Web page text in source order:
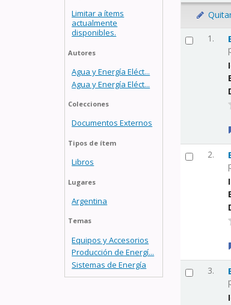
Limitar a ítems
actualmente
disponibles.
Autores
Agua y Energía Eléct...
Agua y Energía Eléct...
Colecciones
Documentos Externos
Tipos de ítem
Libros
Lugares
Argentina
Temas
Equipos y Accesorios
Producción de Energí...
Sistemas de Energía
1.
2.
3.